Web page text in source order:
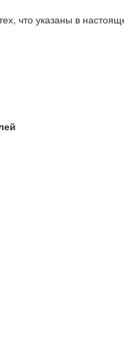
что указаны в